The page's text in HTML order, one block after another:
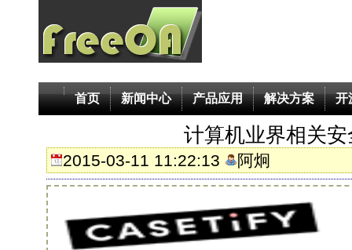
首页 新闻中心 产品应用 解决方案 开
计算机业界相关
2015-03-11 11:22:13 阿炯